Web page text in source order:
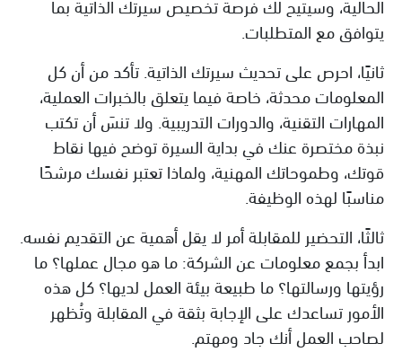
يتوافق مع المتطلبات.
ثانيًا، احرص على تحديث سيرتك الذاتية. تأكد من أن كل
المعلومات محدثة، خاصة فيما يتعلق بالخبرات العملية،
المهارات التقنية، والدورات التدريبية. ولا تنسَ أن تكتب
نبذة مختصرة عنك في بداية السيرة توضح فيها نقاط
قوتك، وطموحاتك المهنية، ولماذا تعتبر نفسك مرشحًا
مناسبًا لهذه الوظيفة.
ثالثًا، التحضير للمقابلة أمر لا يقل أهمية عن التقديم نفسه.
ابدأ بجمع معلومات عن الشركة: ما هو مجال عملها؟ ما
رؤيتها ورسالتها؟ ما طبيعة بيئة العمل لديها؟ كل هذه
الأمور تساعدك على الإجابة بثقة في المقابلة وتُظهر
لصاحب العمل أنك جاد ومهتم.